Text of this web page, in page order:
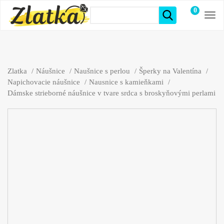
0
položiek
Zlatka Náušnice Naušnice s perlou
Šperky na Valentína
Napichovacie náušnice
Nausnice s kamieňkami
Dámske strieborné náušnice v tvare srdca s broskyňovými perlami